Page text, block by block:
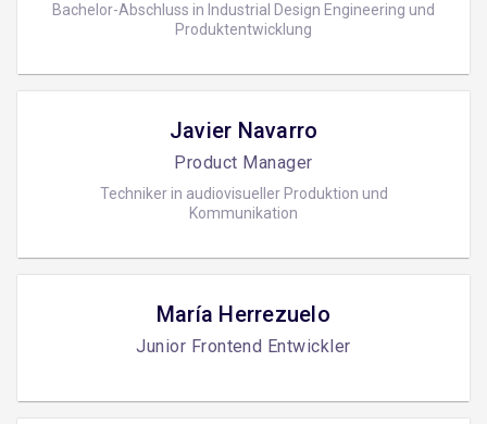
Bachelor-Abschluss in Industrial Design Engineering und
Produktentwicklung
Javier Navarro
Product Manager
Techniker in audiovisueller Produktion und
Kommunikation
María Herrezuelo
Junior Frontend Entwickler